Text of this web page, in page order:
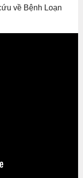
về Bệnh Loạn